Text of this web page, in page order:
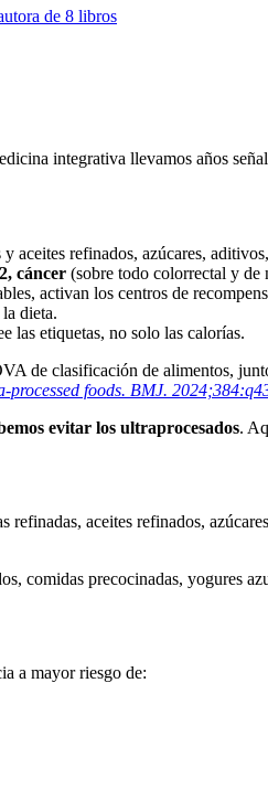
de 8 libros
integrativa llevamos años
aceites refinados, azúcares,
cáncer (sobre todo colorrectal y de
activan los centros de
dieta.
las etiquetas, no solo las calorías.
de clasificación de alimentos,
foods. BMJ.
evitar los ultraprocesados.
refinadas, aceites refinados,
comidas precocinadas, yogures
a mayor riesgo de: